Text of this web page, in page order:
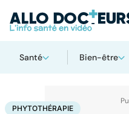
Santé Bien-être
AccueilBien-êtrePhytothérapie
PHYTOTHÉRAPIE